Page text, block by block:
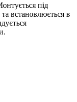
під
встановлюється в